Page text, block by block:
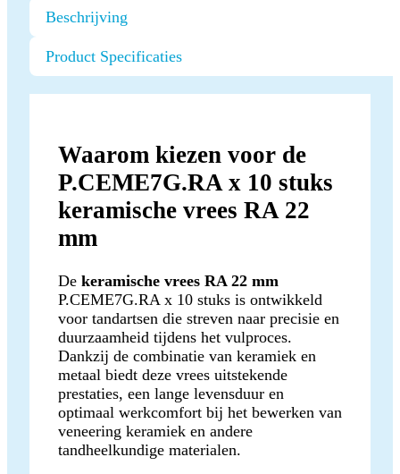
Beschrijving
Product Specificaties
Waarom kiezen voor de
P.CEME7G.RA x 10 stuks
keramische vrees RA 22
mm
De keramische vrees RA 22 mm
P.CEME7G.RA x 10 stuks is ontwikkeld
voor tandartsen die streven naar precisie en
duurzaamheid tijdens het vulproces.
Dankzij de combinatie van keramiek en
metaal biedt deze vrees uitstekende
prestaties, een lange levensduur en
optimaal werkcomfort bij het bewerken van
veneering keramiek en andere
tandheelkundige materialen.